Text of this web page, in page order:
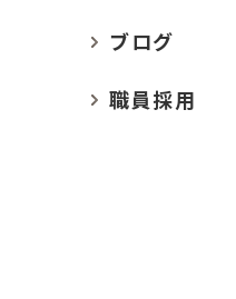
ブログ
職員採用